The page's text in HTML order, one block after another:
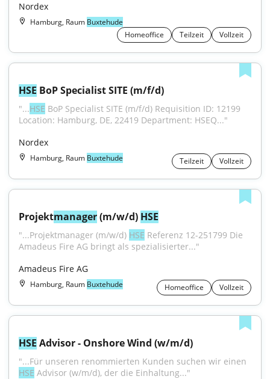
Nordex
Hamburg, Raum Buxtehude
Homeoffice
Teilzeit Vollzeit
HSE BoP Specialist SITE (m/f/d)
"...HSE BoP Specialist SITE (m/f/d) Requisition ID: 12199
Location: Hamburg, DE, 22419 Department: HSEQ..."
Nordex
Hamburg, Raum Buxtehude Teilzeit Vollzeit
Projektmanager (m/w/d) HSE
"...Projektmanager (m/w/d) HSE Referenz 12-251799 Die
Amadeus Fire AG bringt als spezialisierter..."
Amadeus Fire AG
Hamburg, Raum Buxtehude Homeoffice Vollzeit
HSE Advisor - Onshore Wind (w/m/d)
HSE Advisor (w/m/d), der die Einhaltung..."